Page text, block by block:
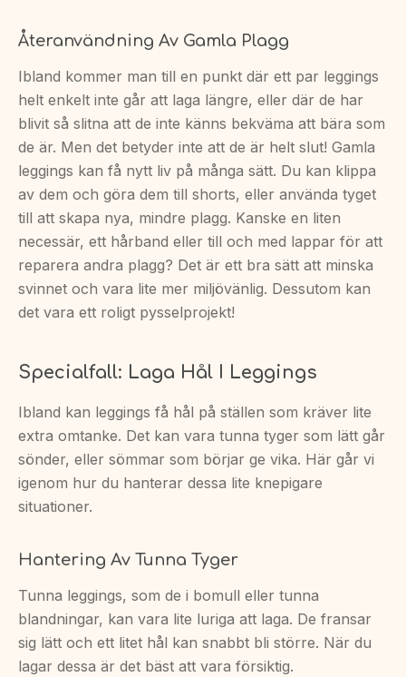
Återanvändning Av Gamla Plagg
Ibland kommer man till en punkt där ett par leggings
helt enkelt inte går att laga längre, eller där de har
blivit så slitna att de inte känns bekväma att bära som
de är. Men det betyder inte att de är helt slut! Gamla
leggings kan få nytt liv på många sätt. Du kan klippa
av dem och göra dem till shorts, eller använda tyget
till att skapa nya, mindre plagg. Kanske en liten
necessär, ett hårband eller till och med lappar för att
reparera andra plagg? Det är ett bra sätt att minska
svinnet och vara lite mer miljövänlig. Dessutom kan
det vara ett roligt pysselprojekt!
Specialfall: Laga Hål I Leggings
Ibland kan leggings få hål på ställen som kräver lite
extra omtanke. Det kan vara tunna tyger som lätt går
sönder, eller sömmar som börjar ge vika. Här går vi
igenom hur du hanterar dessa lite knepigare
situationer.
Hantering Av Tunna Tyger
Tunna leggings, som de i bomull eller tunna
blandningar, kan vara lite luriga att laga. De fransar
sig lätt och ett litet hål kan snabbt bli större. När du
lagar dessa är det bäst att vara försiktig.